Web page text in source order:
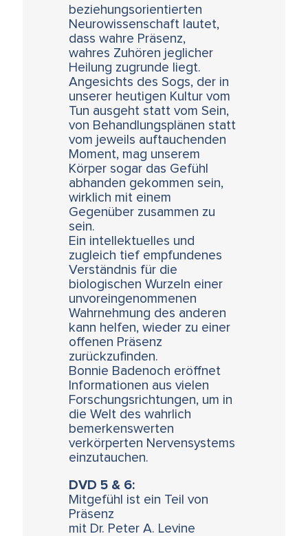
beziehungsorientierten
Neurowissenschaft lautet,
dass wahre Präsenz,
wahres Zuhören jeglicher
Heilung zugrunde liegt.
Angesichts des Sogs, der in
unserer heutigen Kultur vom
Tun ausgeht statt vom Sein,
von Behandlungsplänen statt
vom jeweils auftauchenden
Moment, mag unserem
Körper sogar das Gefühl
abhanden gekommen sein,
wirklich mit einem
Gegenüber zusammen zu
sein.
Ein intellektuelles und
zugleich tief empfundenes
Verständnis für die
biologischen Wurzeln einer
unvoreingenommenen
Wahrnehmung des anderen
kann helfen, wieder zu einer
offenen Präsenz
zurückzufinden.
Bonnie Badenoch eröffnet
Informationen aus vielen
Forschungsrichtungen, um in
die Welt des wahrlich
bemerkenswerten
verkörperten Nervensystems
einzutauchen.
DVD 5 & 6:
Mitgefühl ist ein Teil von
Präsenz
mit Dr. Peter A. Levine